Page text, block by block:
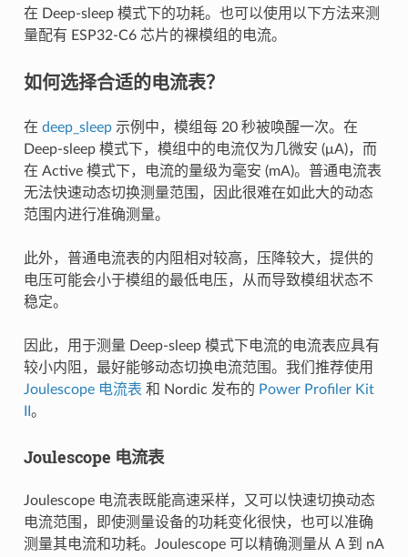
在 Deep-sleep 模式下的功耗。也可以使用以下方法来测
量配有 ESP32-C6 芯片的裸模组的电流。
如何选择合适的电流表？
在 deep_sleep 示例中，模组每 20 秒被唤醒一次。在
Deep-sleep 模式下，模组中的电流仅为几微安 (μA)，而
在 Active 模式下，电流的量级为毫安 (mA)。普通电流表
无法快速动态切换测量范围，因此很难在如此大的动态
范围内进行准确测量。
此外，普通电流表的内阻相对较高，压降较大，提供的
电压可能会小于模组的最低电压，从而导致模组状态不
稳定。
因此，用于测量 Deep-sleep 模式下电流的电流表应具有
较小内阻，最好能够动态切换电流范围。我们推荐使用
Joulescope 电流表 和 Nordic 发布的 Power Profiler Kit
。
Joulescope 电流表
Joulescope 电流表既能高速采样，又可以快速切换动态
电流范围，即使测量设备的功耗变化很快，也可以准确
测量其电流和功耗。Joulescope 可以精确测量从 A 到 nA